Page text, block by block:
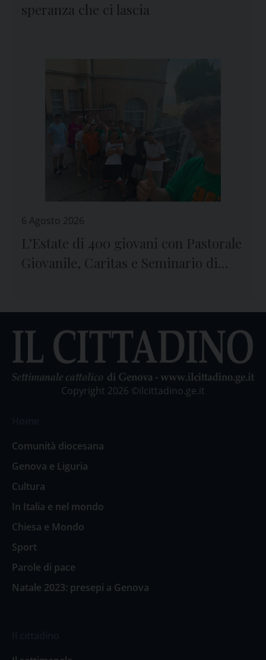
speranza che ci lascia
6 Agosto 2026
L’Estate di 400 giovani con Pastorale
Giovanile, Caritas e Seminario di
Copyright 2026 ©ilcittadino.ge.it
Comunità diocesana
Genova e Liguria
Cultura
In Italia e nel mondo
Chiesa e Mondo
Sport
Parole di pace
Natale 2023: presepi a Genova